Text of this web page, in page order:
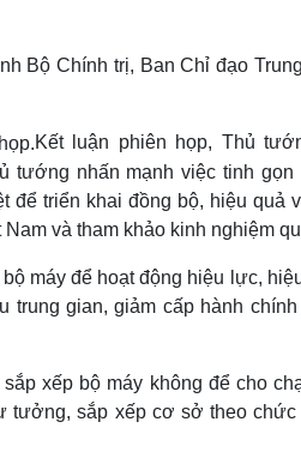
Bộ Chính trị, Ban Chỉ đạo
Kết luận phiên họp, Thủ
tướng nhấn mạnh việc tinh
để triển khai đồng bộ, hiệu quả
và tham khảo kinh nghiệm
máy để hoạt động hiệu lực,
trung gian, giảm cấp hành
xếp bộ máy không để cho
tưởng, sắp xếp cơ sở theo